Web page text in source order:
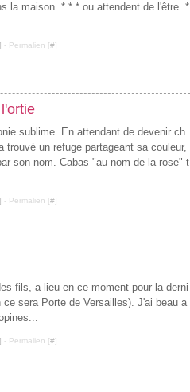
la maison. * * * ou attendent de l'être. *
] - Permalien [#]
sublime. En attendant de devenir ch
trouvé un refuge partageant sa couleur,
son nom. Cabas "au nom de la rose" t
] - Permalien [#]
fils, a lieu en ce moment pour la derni
sera Porte de Versailles). J'ai beau a
] - Permalien [#]